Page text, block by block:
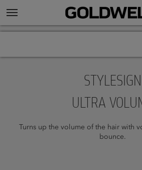
STYLESIGN
ULTRA
Turns up the volume of the hair with
bounce.